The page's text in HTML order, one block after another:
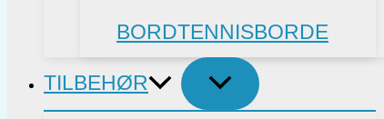
BORDTENNISBORDE
TILBEHØR